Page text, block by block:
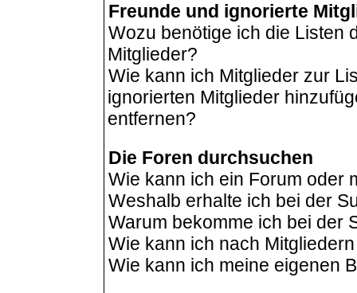
Freunde und ignorierte
Wozu benötige ich die Listen
Mitglieder?
Wie kann ich Mitglieder zur
ignorierten Mitglieder
entfernen?
Die Foren durchsuchen
Wie kann ich ein Forum oder
Weshalb erhalte ich bei der
Warum bekomme ich bei der
Wie kann ich nach
Wie kann ich meine eigenen